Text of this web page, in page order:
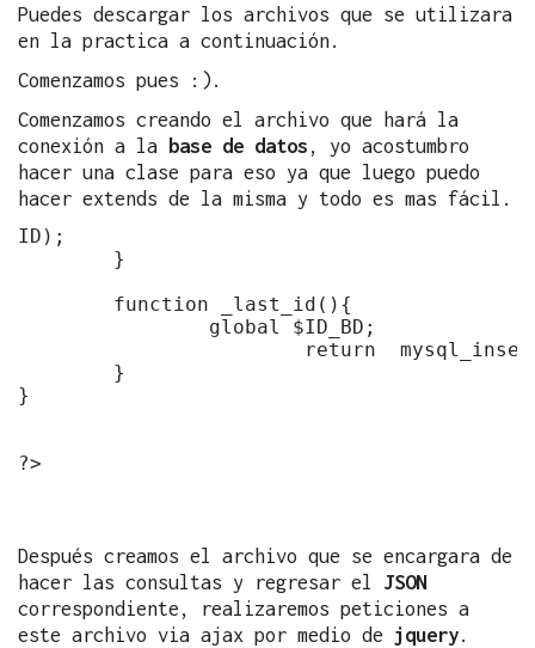
Puedes descargar los archivos que se utilizara
en la practica a continuación.
Comenzamos pues :).
Comenzamos creando el archivo que hará la
conexión a la base de datos , yo acostumbro
hacer una clase para eso ya que luego puedo
hacer extends de la misma y todo es mas fácil.
ID);
}
?>
Después creamos el archivo que se encargara de
hacer las consultas y regresar el JSON
correspondiente, realizaremos peticiones a
este archivo via ajax por medio de jquery.